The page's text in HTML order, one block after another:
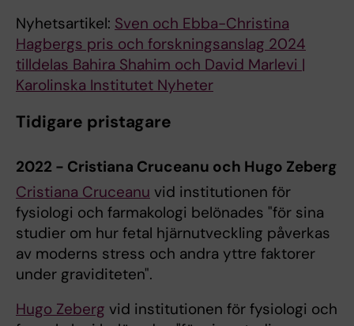
Nyhetsartikel: Sven och Ebba-Christina
Hagbergs pris och forskningsanslag 2024
tilldelas Bahira Shahim och David Marlevi |
Karolinska Institutet Nyheter
Tidigare pristagare
2022 - Cristiana Cruceanu och Hugo Zeberg
Cristiana Cruceanu vid institutionen för
fysiologi och farmakologi belönades "för sina
studier om hur fetal hjärnutveckling påverkas
av moderns stress och andra yttre faktorer
under graviditeten".
Hugo Zeberg vid institutionen för fysiologi och